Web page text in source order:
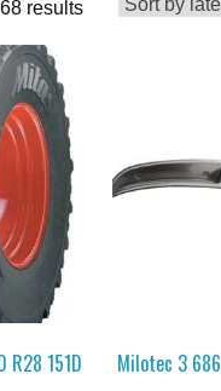
results
151D Milotec 3